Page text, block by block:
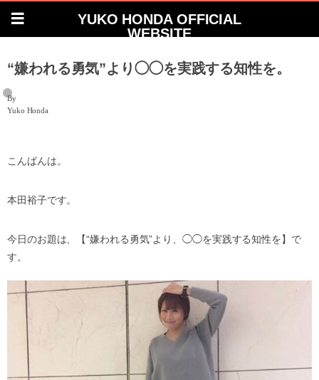
YUKO HONDA OFFICIAL
WEBSITE
“嫌われる勇気”より◯◯を実践する知性を。
By
Yuko Honda
こんばんは。
本田裕子です。
今日のお題は、【“嫌われる勇気”より、◯◯を実践する知性を】で
す。